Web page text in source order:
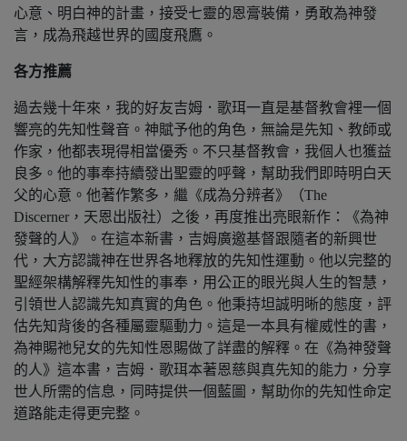
心意、明白神的計畫，接受七靈的恩膏裝備，勇敢為神發
言，成為飛越世界的國度飛鷹。
各方推薦
過去幾十年來，我的好友吉姆．歌珥一直是基督教會裡一個
響亮的先知性聲音。神賦予他的角色，無論是先知、教師或
作家，他都表現得相當優秀。不只基督教會，我個人也獲益
良多。他的事奉持續發出聖靈的呼聲，幫助我們即時明白天
父的心意。他著作繁多，繼《成為分辨者》（The
Discerner，天恩出版社）之後，再度推出亮眼新作：《為神
發聲的人》。在這本新書，吉姆廣邀基督跟隨者的新興世
代，大方認識神在世界各地釋放的先知性運動。他以完整的
聖經架構解釋先知性的事奉，用公正的眼光與人生的智慧，
引領世人認識先知真實的角色。他秉持坦誠明晰的態度，評
估先知背後的各種屬靈驅動力。這是一本具有權威性的書，
為神賜祂兒女的先知性恩賜做了詳盡的解釋。在《為神發聲
的人》這本書，吉姆．歌珥本著恩慈與真先知的能力，分享
世人所需的信息，同時提供一個藍圖，幫助你的先知性命定
道路能走得更完整。